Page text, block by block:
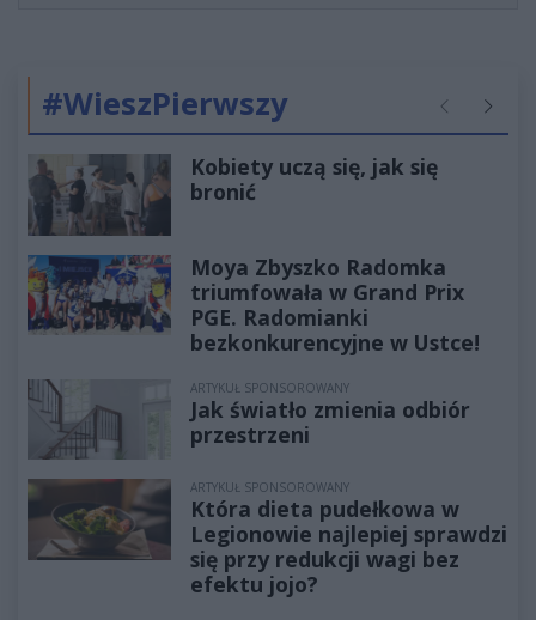
#WieszPierwszy Poprzednie
Kobiety uczą się, jak się
bronić
Moya Zbyszko Radomka
triumfowała w Grand Prix
PGE. Radomianki
bezkonkurencyjne w Ustce!
ARTYKUŁ SPONSOROWANY
Jak światło zmienia odbiór
przestrzeni
ARTYKUŁ SPONSOROWANY
Która dieta pudełkowa w
Legionowie najlepiej sprawdzi
się przy redukcji wagi bez
efektu jojo?